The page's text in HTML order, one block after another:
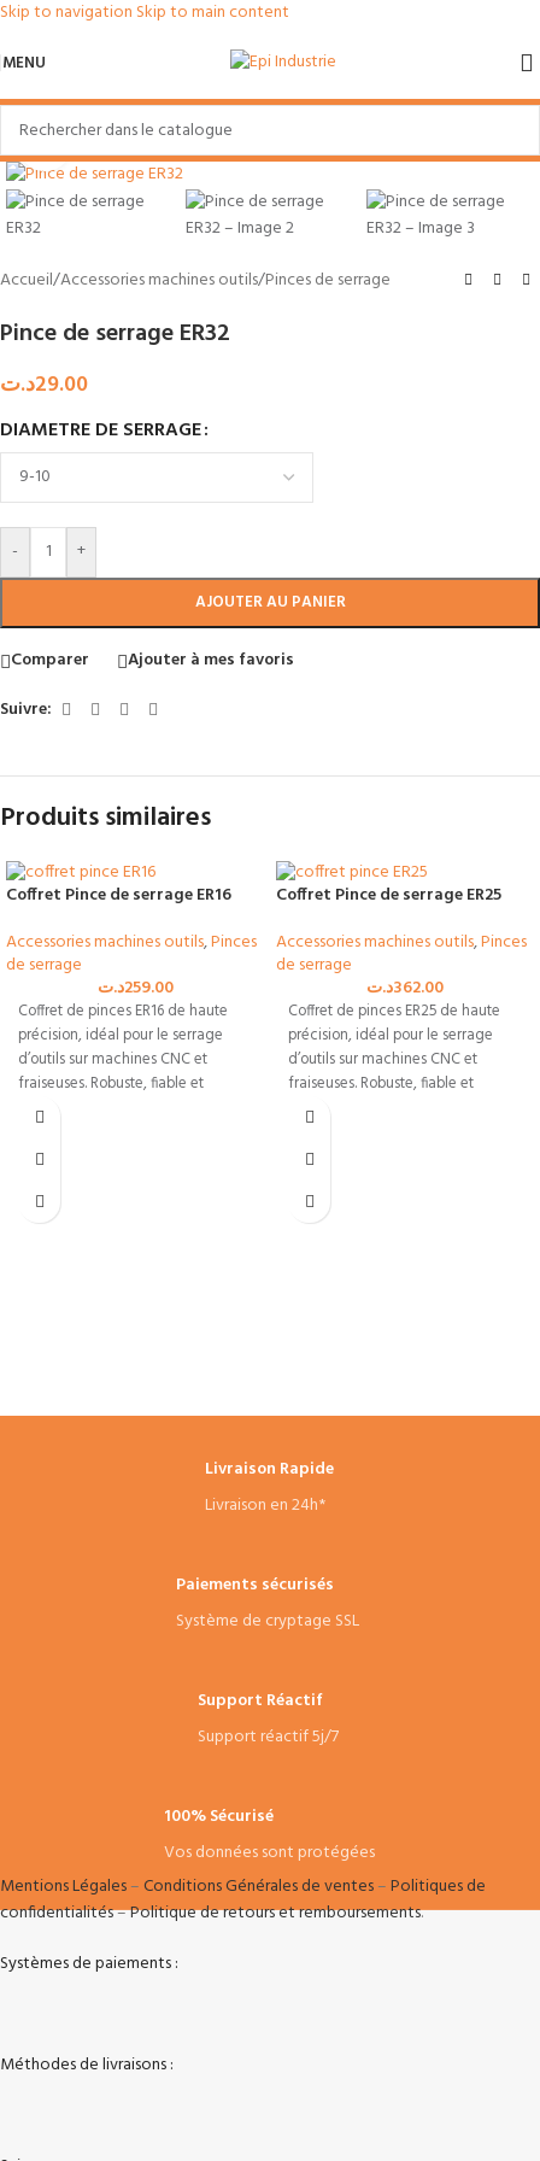
Skip to navigation Skip to main content
MENU
Accueil/Accessories machines outils/Pinces de serrage
Pince de serrage ER32
29.00د.ت
DIAMETRE DE SERRAGE
- +
AJOUTER AU PANIER
Comparer
Ajouter à mes favoris
Suivre:
Produits similaires
Coffret Pince de serrage ER16
Accessories machines outils,Pinces
de serrage
259.00د.ت
Coffret de pinces ER16 de haute
précision, idéal pour le serrage
d’outils sur machines CNC et
fraiseuses. Robuste, fiable et
adapté aux professionnels de
Coffret Pince de serrage ER25
Accessories machines outils,Pinces
de serrage
362.00د.ت
Coffret de pinces ER25 de haute
précision, idéal pour le serrage
d’outils sur machines CNC et
fraiseuses. Robuste, fiable et
adapté aux professionnels de
Livraison Rapide
Livraison en 24h*
Paiements sécurisés
Système de cryptage SSL
Support Réactif
Support réactif 5j/7
100% Sécurisé
Vos données sont protégées
Mentions Légales–Conditions Générales de ventes–Politiques de
confidentialités–Politique de retours et remboursements.
Systèmes de paiements :
Méthodes de livraisons :